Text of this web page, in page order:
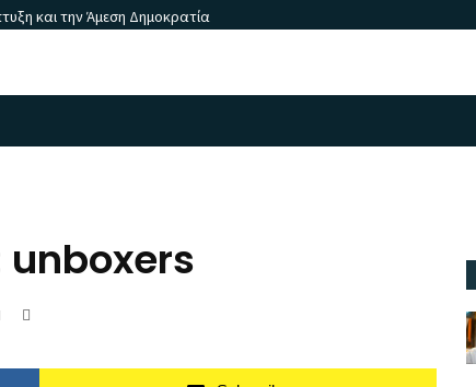
και την Άμεση Δημοκρατία
unboxers